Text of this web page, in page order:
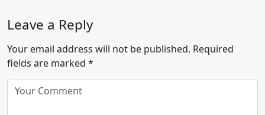
Leave a Reply
Your email address will not be published. Required
fields are marked *